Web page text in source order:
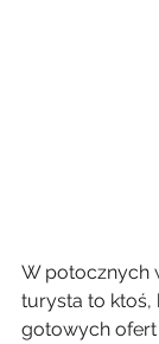
W potocznych
turysta to ktoś,
gotowych